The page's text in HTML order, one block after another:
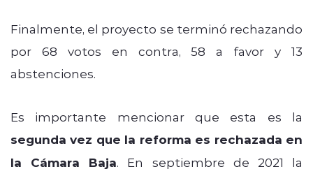
Finalmente, el proyecto se terminó rechazando
por 68 votos en contra, 58 a favor y 13
abstenciones.
Es importante mencionar que esta es la
segunda vez que la reforma es rechazada en
la Cámara Baja. En septiembre de 2021 la